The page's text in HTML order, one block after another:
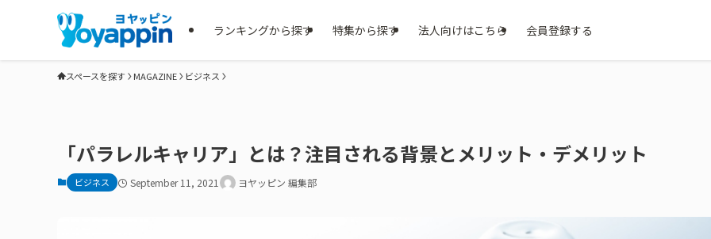
ランキングから探す 特集から探す 法人向けはこちら 会員登録する
スペースを探す MAGAZINE ビジネス
「パラレルキャリア」とは？注目される背景とメリット・デメリット
ビジネス September 11, 2021 ヨヤッピン 編集部